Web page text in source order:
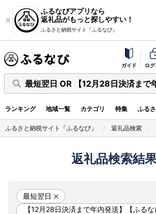
ふるなびアプリなら
返礼品がもっと探しやすい！
ふるさと納税サイト「ふるなび」
ガイド ロ
最短翌日 OR 【12月28日決済まで
ランキング 地域一覧 カテゴリ 特集 ふる
ふるさと納税サイト「ふるなび」 返礼品検索
返礼品検索結
最短翌日
【12月28日決済まで年内発送】【ふる